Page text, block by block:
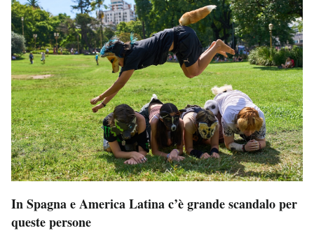
In Spagna e America Latina c’è grande scandalo per
queste persone